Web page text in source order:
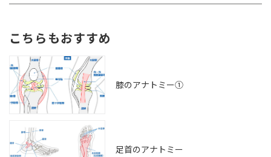
こちらもおすすめ
膝のアナトミー①
足首のアナトミー